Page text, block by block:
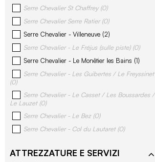
Serre Chevalier St Chaffrey (0)
Serre Chevalier Serre Ratier (0)
Serre Chevalier - Villeneuve (2)
Serre Chevalier - Le Fréjus (sulle piste) (0)
Serre Chevalier - Le Monêtier les Bains (1)
Serre Chevalier - Les Guibertes / Le Freyssinet
(0)
Serre Chevalier - Le Casset / Les Boussardes /
Le Lauzet (0)
Serre Chevalier - Le Bez (0)
Serre Chevalier - Col du Lautaret (0)
ATTREZZATURE E SERVIZI